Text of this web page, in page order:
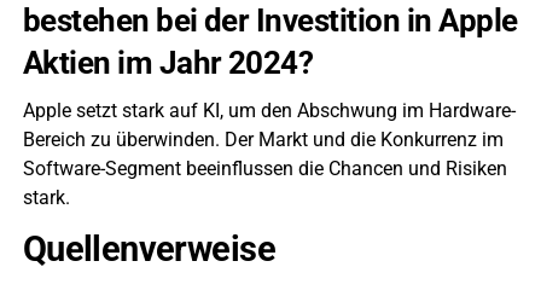
bestehen bei der Investition in Apple
Aktien im Jahr 2024?
Apple setzt stark auf KI, um den Abschwung im Hardware-
Bereich zu überwinden. Der Markt und die Konkurrenz im
Software-Segment beeinflussen die Chancen und Risiken
stark.
Quellenverweise